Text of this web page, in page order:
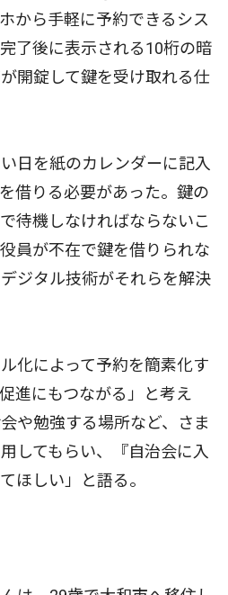
から手軽に予約できるシス
了後に表示される10桁の暗
開錠して鍵を受け取れる仕
日を紙のカレンダーに記入
借りる必要があった。鍵の
待機しなければならないこ
員が不在で鍵を借りられな
ジタル技術がそれらを解決
化によって予約を簡素化す
進にもつながる」と考え
や勉強する場所など、さま
してもらい、『自治会に入
ほしい」と語る。